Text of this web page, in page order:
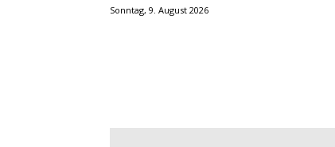
Sonntag, 9. August 2026